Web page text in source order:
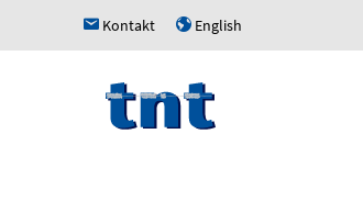
h Kontakt u English